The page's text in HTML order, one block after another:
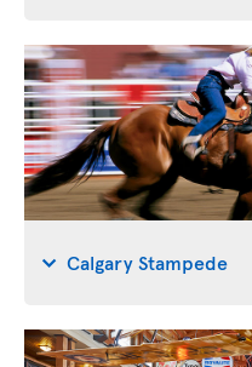
Calgary Stampede